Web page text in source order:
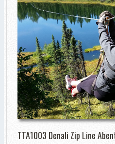
TTA1003 Denali Zip Line